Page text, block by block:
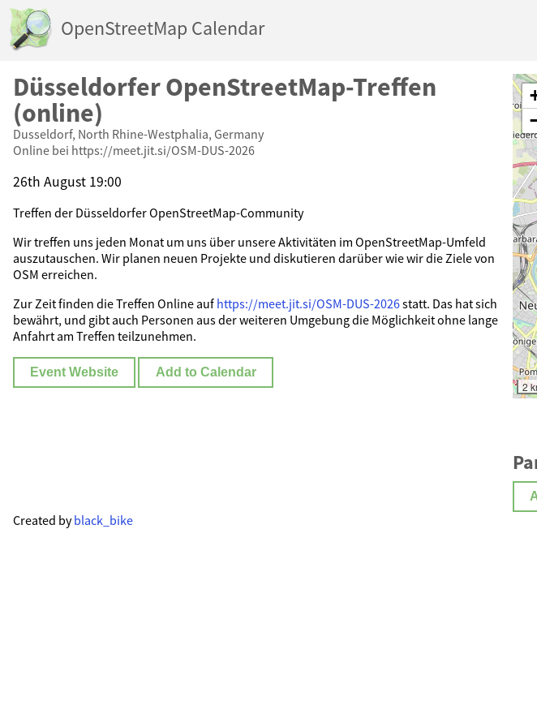
OpenStreetMap Calendar
Düsseldorfer OpenStreetMap-Treffen
(online)
Dusseldorf, North Rhine-Westphalia, Germany
Online bei https://meet.jit.si/OSM-DUS-2026
26th August 19:00
Treffen der Düsseldorfer OpenStreetMap-Community
Wir treffen uns jeden Monat um uns über unsere Aktivitäten im OpenStreetMap-Umfeld
auszutauschen. Wir planen neuen Projekte und diskutieren darüber wie wir die Ziele von
OSM erreichen.
Zur Zeit finden die Treffen Online auf https://meet.jit.si/OSM-DUS-2026statt. Das hat sich
bewährt, und gibt auch Personen aus der weiteren Umgebung die Möglichkeit ohne lange
Anfahrt am Treffen teilzunehmen.
Event Website Add to Calendar
2
Created byblack_bike